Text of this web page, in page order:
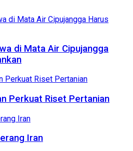
di Mata Air Cipujangga
Perkuat Riset Pertanian
Iran